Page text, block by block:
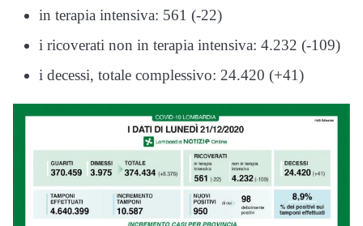
in terapia intensiva: 561 (-22)
i ricoverati non in terapia intensiva: 4.232 (-109)
i decessi, totale complessivo: 24.420 (+41)